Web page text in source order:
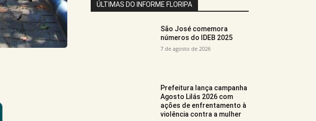
ÚLTIMAS DO INFORME FLORIPA
São José comemora
números do IDEB 2025
7 de agosto de 2026
Prefeitura lança campanha
Agosto Lilás 2026 com
ações de enfrentamento à
violência contra a mulher